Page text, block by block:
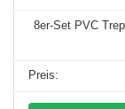
8er-Set PVC